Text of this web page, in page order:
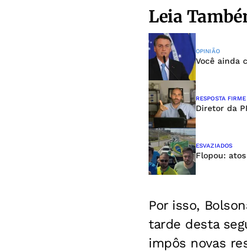
Leia
OPINIÃO
Você ainda
RESPOSTA FIRME
Diretor da
ESVAZIADOS
Flopou:
Por isso,
tarde desta
impôs novas